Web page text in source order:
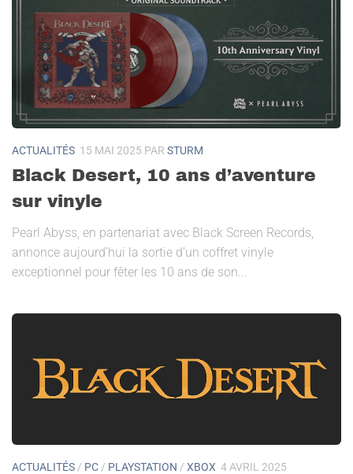
ACTUALITÉS 15 MAI 2025 PAR STURM
Black Desert, 10 ans d’aventure
sur vinyle
Pearl Abyss, en partenariat avec Black Screen Records,
annonce aujourd’hui la sortie d’un coffret vinyle
exceptionnel pour fêter les 10 ans de son...
ACTUALITÉS / PC / PLAYSTATION / XBOX 4 AVRIL 2025